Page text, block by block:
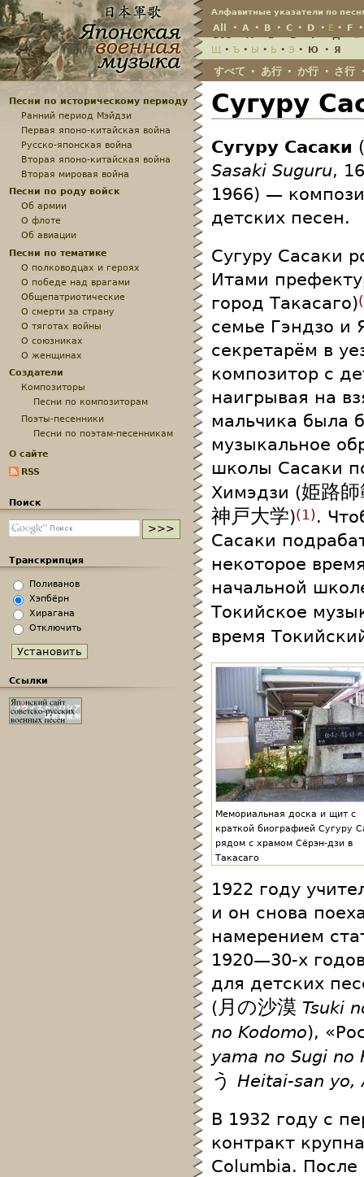
Алфавитные указатели по
All • A • B • C • D • E • F
Всё•А•Б•В•Г•Д•Е
Щ • Ъ • Ы • Ь • Э • Ю • Я
すべて • あ行 • か行 • さ行
Сугуру
Сугуру Сасаки (
Sasaki Suguru,
1966) —
детских песен.
Сугуру Сасаки
Итами
город Такасаго)
семье Гэндзо и
секретарём в
композитор с
наигрывая на
мальчика была
музыкальное
школы Сасаки
Химэдзи (姫路
神戸大学) 1 .
Сасаки
некоторое
начальной
Токийское
время
Мемориальная доска и щит с
краткой биографией Сугуру
рядом с храмом Сёрэн-дзи в
Такасаго
1922 году
и он снова
намерением
1920—30-х
для детских
( 月の沙漠 Tsuki
no Kodomo),
yama no Sugi no
う Heitai-san yo,
В 1932 году с
контракт
Columbia.
Песни по историческому периоду
Ранний период Мэйдзи
Первая японо-китайская война
Русско-японская война
Вторая японо-китайская война
Вторая мировая война
Песни по роду войск
Об армии
О флоте
Об авиации
Песни по тематике
О полководцах и героях
О победе над врагами
Общепатриотические
О смерти за страну
О тяготах войны
О союзниках
О женщинах
Создатели
Композиторы
Песни по композиторам
Поэты-песенники
Песни по поэтам-песенникам
О сайте
RSS
Поиск
Транскрипция
Поливанов
Хэпбёрн
Хирагана
Отключить
Ссылки